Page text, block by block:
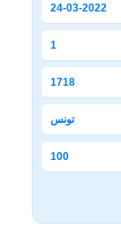
24-03-2022
1
1718
تونس
100